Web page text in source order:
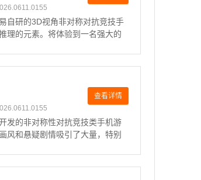
自研的3D视角非对称对抗竞技手
理的元素。将体验到一名强大的
查看详情
发的非对称性对抗竞技类手机游
风和悬疑剧情吸引了大量，特别